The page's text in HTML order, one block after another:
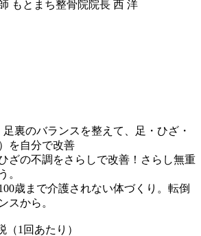
バランスを整えて、足・ひざ・
を自分で改善
の不調をさらしで改善！さらし無重
。
歳まで介護されない体づくり。転倒
スから。
（1回あたり）